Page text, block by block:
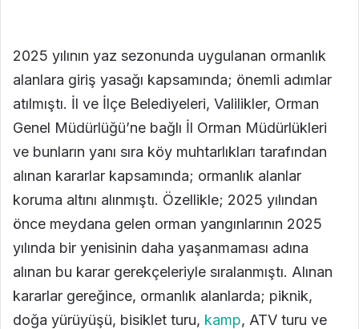
2025 yılının yaz sezonunda uygulanan ormanlık
alanlara giriş yasağı kapsamında; önemli adımlar
atılmıştı. İl ve İlçe Belediyeleri, Valilikler, Orman
Genel Müdürlüğü’ne bağlı İl Orman Müdürlükleri
ve bunların yanı sıra köy muhtarlıkları tarafından
alınan kararlar kapsamında; ormanlık alanlar
koruma altını alınmıştı. Özellikle; 2025 yılından
önce meydana gelen orman yangınlarının 2025
yılında bir yenisinin daha yaşanmaması adına
alınan bu karar gerekçeleriyle sıralanmıştı. Alınan
kararlar gereğince, ormanlık alanlarda; piknik,
doğa yürüyüşü, bisiklet turu, kamp, ATV turu ve